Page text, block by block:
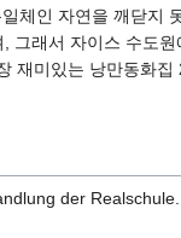
체인 자연을 깨닫지
래서 자이스 수도
재미있는 낭만동화집
der Realschule.